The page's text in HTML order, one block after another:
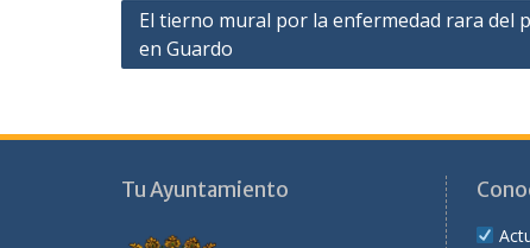
Navegación
de
El tierno mural por la enfermedad rara del
en Guardo
Tu Ayuntamiento